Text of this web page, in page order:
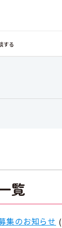
する
覧
集のお知らせ (